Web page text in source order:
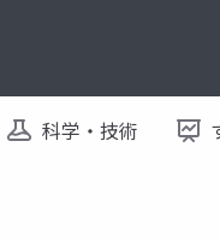
科学・技術